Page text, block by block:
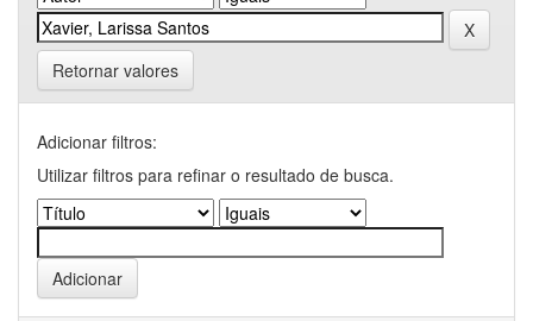
Retornar valores
Adicionar filtros:
Utilizar filtros para refinar o resultado de busca.